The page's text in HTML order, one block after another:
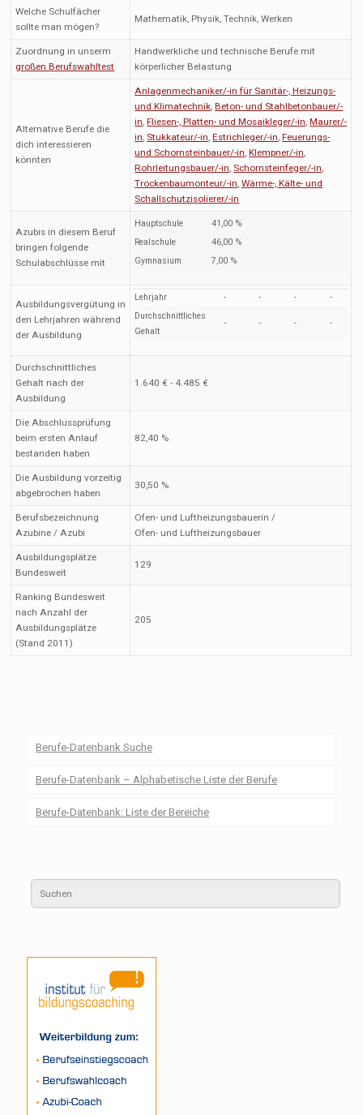
Welche Schulfächer
sollte man mögen?
Mathematik, Physik, Technik, Werken
Zuordnung in unserm
großen Berufswahltest
Handwerkliche und technische Berufe mit
körperlicher Belastung
Alternative Berufe die
dich interessieren
könnten
Anlagenmechaniker/-in für Sanitär-, Heizungs-
und Klimatechnik,Beton- und Stahlbetonbauer/-
in,Fliesen-, Platten- und Mosaikleger/-in,Maurer/-
in, Stukkateur/-in,Estrichleger/-in,Feuerungs-
und Schornsteinbauer/-in,Klempner/-in,
Rohrleitungsbauer/-in, Schornsteinfeger/-in,
Trockenbaumonteur/-in,Wärme-, Kälte- und
Schallschutzisolierer/-in
Azubis in diesem Beruf
bringen folgende
Schulabschlüsse mit
Hauptschule
41,00 %
Realschule
46,00 %
Gymnasium
7,00 %
Ausbildungsvergütung in
den Lehrjahren während
der Ausbildung
Lehrjahr - - -
-
Durchschnittliches
Gehalt
- - - -
Durchschnittliches
Gehalt nach der
Ausbildung
1.640 € - 4.485 €
Die Abschlussprüfung
beim ersten Anlauf
bestanden haben
82,40 %
Die Ausbildung vorzeitig
abgebrochen haben
30,50 %
Berufsbezeichnung
Azubine / Azubi
Ofen- und Luftheizungsbauerin /
Ofen- und Luftheizungsbauer
Ausbildungsplätze
Bundesweit
129
Ranking Bundesweit
nach Anzahl der
Ausbildungsplätze
(Stand 2011)
205
Berufe-Datenbank Suche
Berufe-Datenbank – Alphabetische Liste der Berufe
Berufe-Datenbank: Liste der Bereiche